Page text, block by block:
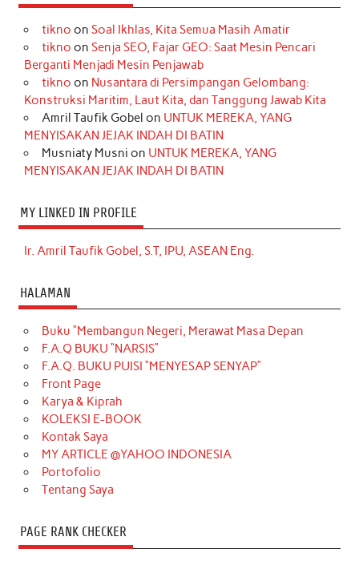
tikno on Soal Ikhlas, Kita Semua Masih Amatir
tikno on Senja SEO, Fajar GEO: Saat Mesin Pencari
Berganti Menjadi Mesin Penjawab
tikno on Nusantara di Persimpangan Gelombang:
Konstruksi Maritim, Laut Kita, dan Tanggung Jawab Kita
Amril Taufik Gobel on UNTUK MEREKA, YANG
MENYISAKAN JEJAK INDAH DI BATIN
Musniaty Musni on UNTUK MEREKA, YANG
MENYISAKAN JEJAK INDAH DI BATIN
MY LINKED IN PROFILE
Ir. Amril Taufik Gobel, S.T, IPU, ASEAN Eng.
HALAMAN
Buku “Membangun Negeri, Merawat Masa Depan
F.A.Q BUKU “NARSIS”
F.A.Q. BUKU PUISI “MENYESAP SENYAP”
Front Page
Karya & Kiprah
KOLEKSI E-BOOK
Kontak Saya
MY ARTICLE @YAHOO INDONESIA
Portofolio
Tentang Saya
PAGE RANK CHECKER